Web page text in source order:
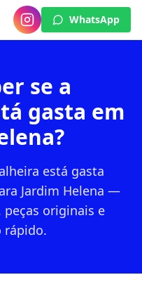
WhatsApp
se a
gasta em
está gasta
Jardim Helena —
originais e
rápido.